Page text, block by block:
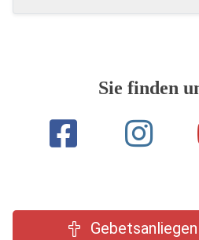
Sie finden